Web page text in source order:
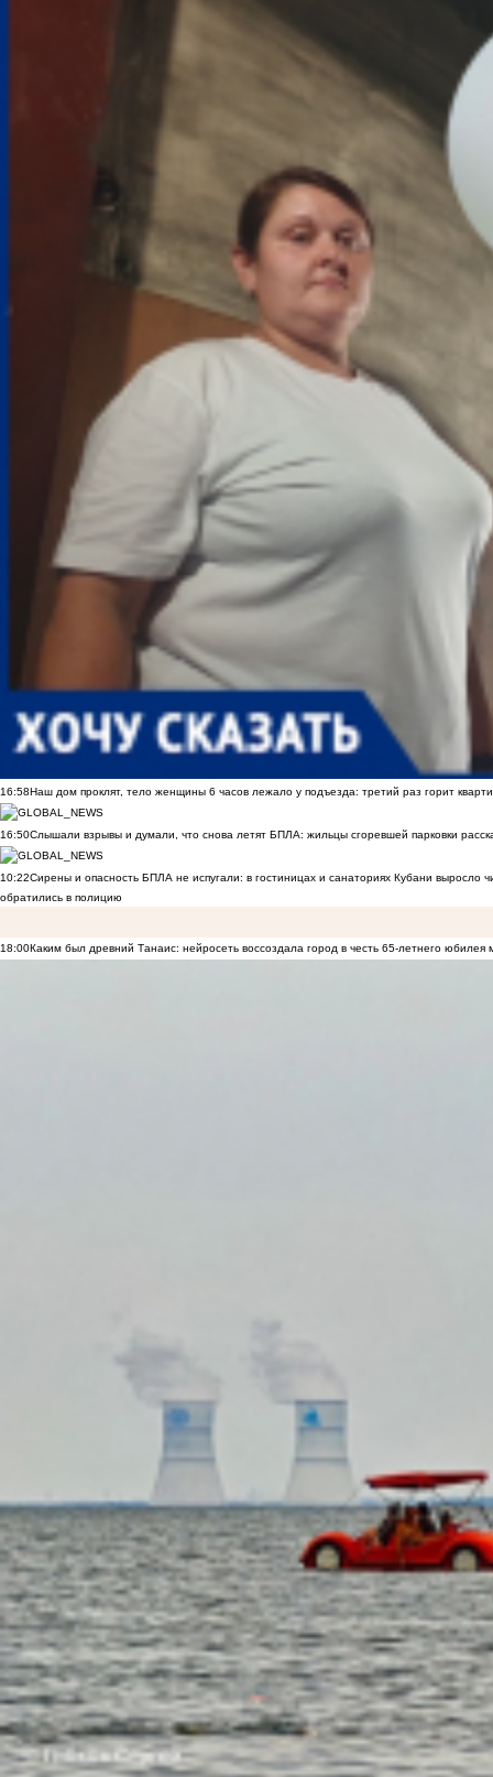
16:58Наш дом проклят, тело женщины 6 часов лежало у подъезда: третий раз горит
16:50Слышали взрывы и думали, что снова летят БПЛА: жильцы сгоревшей парковки
10:22Сирены и опасность БПЛА не испугали: в гостиницах и санаториях Кубани выросло
обратились в полицию
18:00Каким был древний Танаис: нейросеть воссоздала город в честь 65-летнего юбилея